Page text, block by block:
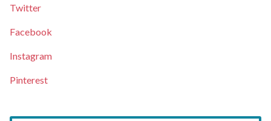
Twitter
Facebook
Instagram
Pinterest